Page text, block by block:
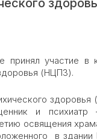
принял участие в
(НЦПЗ).
и психиатр
освящения
в здании